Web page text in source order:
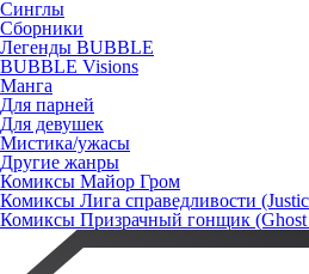
Синглы
Сборники
Легенды BUBBLE
BUBBLE Visions
Манга
Для парней
Для девушек
Мистика/ужасы
Другие жанры
Комиксы Майор Гром
Комиксы Лига справедливости
Комиксы Призрачный гонщик (Ghost